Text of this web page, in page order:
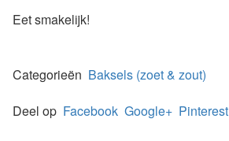
Eet smakelijk!
Categorieën Baksels (zoet & zout)
Deel op Facebook Google+ Pinterest